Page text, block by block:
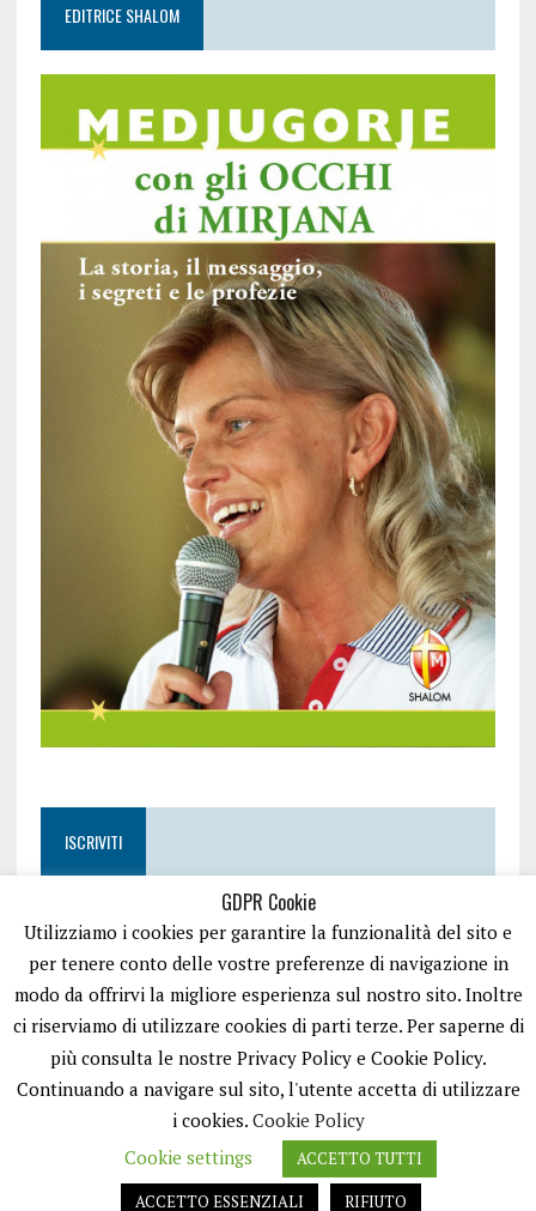
EDITRICE SHALOM
ISCRIVITI
EASYNEWS24 È UN PORTALE GESTITO DA FRANCESCO TV - PARTITA IVA
08792490727 - TESTATA GIORNALISTICA REGISTRATA PRESSO IL TRIBUNALE
GDPR Cookie
Utilizziamo i cookies per garantire la funzionalità del sito e
per tenere conto delle vostre preferenze di navigazione in
modo da offrirvi la migliore esperienza sul nostro sito. Inoltre
ci riserviamo di utilizzare cookies di parti terze. Per saperne di
più consulta le nostre Privacy Policy e Cookie Policy.
Continuando a navigare sul sito, l'utente accetta di utilizzare
i cookies. Cookie Policy
Cookie settings
ACCETTO TUTTI
ACCETTO ESSENZIALI
RIFIUTO